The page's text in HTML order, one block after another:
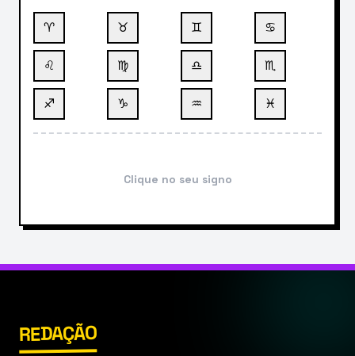
♈ ♉ ♊ ♋
♌ ♍ ♎ ♏
♐ ♑ ♒ ♓
Clique no seu signo
REDAÇÃO